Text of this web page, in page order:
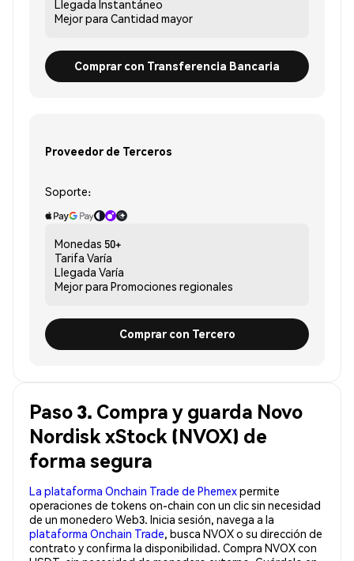
Llegada Instantáneo
Mejor para Cantidad mayor
Comprar con Transferencia Bancaria
Proveedor de Terceros
Soporte:
Monedas 50+
Tarifa Varía
Llegada Varía
Mejor para Promociones regionales
Comprar con Tercero
Paso 3. Compra y guarda Novo
Nordisk xStock (NVOX) de
forma segura
La plataforma Onchain Trade de Phemexpermite
operaciones de tokens on-chain con un clic sin necesidad
de un monedero Web3. Inicia sesión, navega a la
plataforma Onchain Trade, busca NVOX o su dirección de
contrato y confirma la disponibilidad. Compra NVOX con